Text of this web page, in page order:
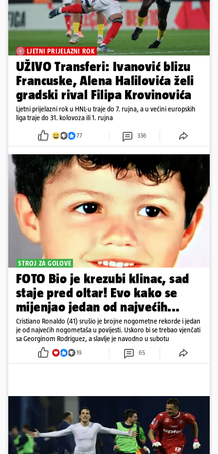
LJETNI PRIJELAZNI ROK
UŽIVO Transferi: Ivanović blizu
Francuske, Alena Halilovića želi
gradski rival Filipa Krovinovića
Ljetni prijelazni rok u HNL-u traje do 7. rujna, a u većini europskih
liga traje do 31. kolovoza ili 1. rujna
77 336
STROJ ZA GOLOVE
FOTO Bio je krezubi klinac, sad
staje pred oltar! Evo kako se
mijenjao jedan od najvećih...
Cristiano Ronaldo (41) srušio je brojne nogometne rekorde i jedan
je od najvećih nogometaša u povijesti. Uskoro bi se trebao vjenčati
sa Georginom Rodriguez, a slavlje je navodno u subotu
19 65